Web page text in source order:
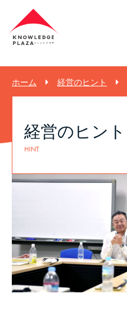
ホーム 経営のヒント
経営のヒント
HINT